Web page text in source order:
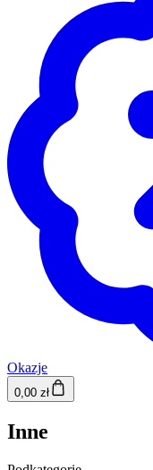
Okazje
0,00 zł
Inne